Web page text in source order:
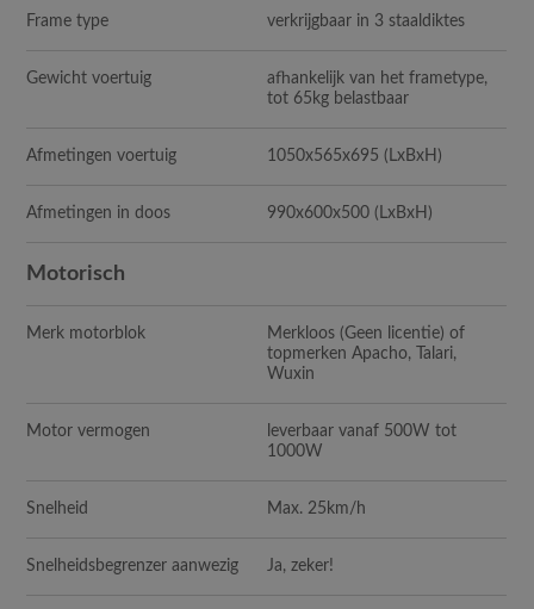
Frame type verkrijgbaar in 3 staaldiktes
Gewicht voertuig
afhankelijk van het frametype,
tot 65kg belastbaar
Afmetingen voertuig 1050x565x695 (LxBxH)
Afmetingen in doos 990x600x500 (LxBxH)
Motorisch
Merk motorblok
Merkloos (Geen licentie) of
topmerken Apacho, Talari,
Wuxin
Motor vermogen
leverbaar vanaf 500W tot
1000W
Snelheid Max. 25km/h
Snelheidsbegrenzer aanwezig Ja, zeker!